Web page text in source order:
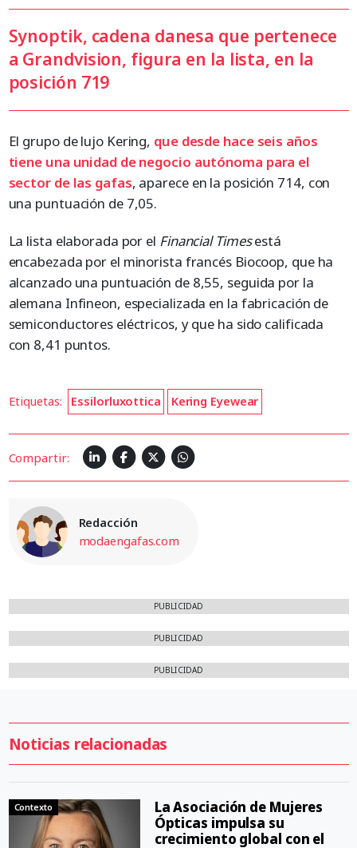
Synoptik, cadena danesa que pertenece
a Grandvision, figura en la lista, en la
posición 719
El grupo de lujo Kering, que desde hace seis años
tiene una unidad de negocio autónoma para el
sector de las gafas, aparece en la posición 714, con
una puntuación de 7,05.
La lista elaborada por el Financial Timesestá
encabezada por el minorista francés Biocoop, que ha
alcanzado una puntuación de 8,55, seguida por la
alemana Infineon, especializada en la fabricación de
semiconductores eléctricos, y que ha sido calificada
con 8,41 puntos.
Etiquetas: Essilorluxottica Kering Eyewear
Compartir:
Redacción
modaengafas.com
PUBLICIDAD
PUBLICIDAD
PUBLICIDAD
Noticias relacionadas
Contexto
La Asociación de Mujeres
Ópticas impulsa su
crecimiento global con el